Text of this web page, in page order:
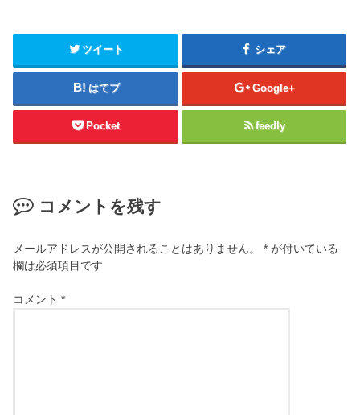
ツイート シェア
はてブ Google+
Pocket feedly
コメントを残す
メールアドレスが公開されることはありません。 * が付いている
欄は必須項目です
コメント*